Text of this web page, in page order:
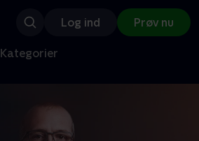
Log ind Prøv nu
Kategorier